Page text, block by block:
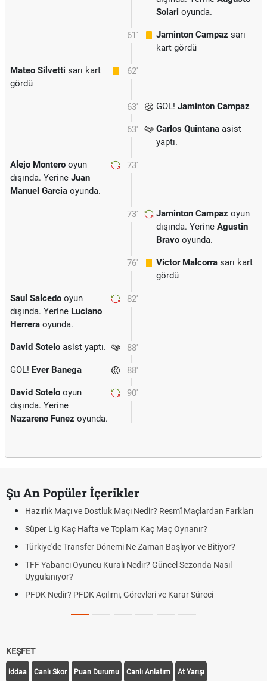
Solari oyunda.
61' Jaminton Campaz sarı
kart gördü
62'
Mateo Silvetti sarı kart
gördü
63' GOL! Jaminton Campaz
63' Carlos Quintana asist
yaptı.
73'
Alejo Montero oyun
dışında. Yerine Juan
Manuel Garcia oyunda.
73' Jaminton Campaz oyun
dışında. Yerine Agustin
Bravo oyunda.
76' Victor Malcorra sarı kart
gördü
82'
Saul Salcedo oyun
dışında. Yerine Luciano
Herrera oyunda.
88'
David Sotelo asist yaptı.
88'
GOL! Ever Banega
90'
David Sotelo oyun
dışında. Yerine
Nazareno Funez oyunda.
Şu An Popüler İçerikler
Hazırlık Maçı ve Dostluk Maçı Nedir? Resmî Maçlardan Farkları
Süper Lig Kaç Hafta ve Toplam Kaç Maç Oynanır?
Türkiye'de Transfer Dönemi Ne Zaman Başlıyor ve Bitiyor?
TFF Yabancı Oyuncu Kuralı Nedir? Güncel Sezonda Nasıl
Uygulanıyor?
PFDK Nedir? PFDK Açılımı, Görevleri ve Karar Süreci
KEŞFET
iddaa Canlı Skor Puan Durumu Canlı Anlatım At Yarışı